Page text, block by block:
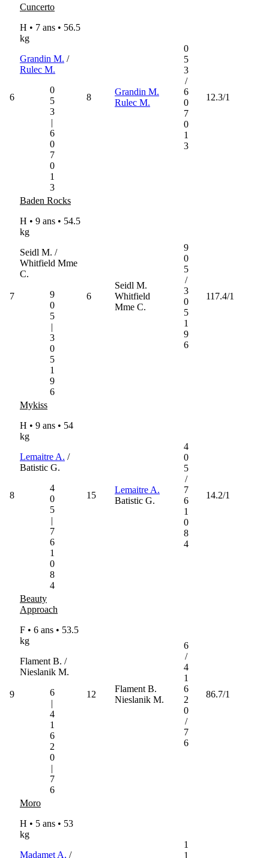
6
Cuncerto
H • 7 ans • 56.5
kg
Grandin M. /
Rulec M.
0
5
3
|
6
0
7
0
1
3
8
Grandin M.
Rulec M.
0
5
3
/
6
0
7
0
1
3
12.3/1
7
Baden Rocks
H • 9 ans • 54.5
kg
Seidl M. /
Whitfield Mme
C.
9
0
5
|
3
0
5
1
9
6
6
Seidl M.
Whitfield
Mme C.
9
0
5
/
3
0
5
1
9
6
117.4/1
8
Mykiss
H • 9 ans • 54
kg
Lemaitre A. /
Batistic G.
4
0
5
|
7
6
1
0
8
4
15
Lemaitre A.
Batistic G.
4
0
5
/
7
6
1
0
8
4
14.2/1
9
Beauty
Approach
F • 6 ans • 53.5
kg
Flament B. /
Nieslanik M.
6
|
4
1
6
2
0
|
7
6
12
Flament B.
Nieslanik M.
6
/
4
1
6
2
0
/
7
6
86.7/1
Moro
H • 5 ans • 53
kg
Madamet A. /
1
1